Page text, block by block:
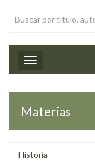
Toggle navigation
Materias
Historia